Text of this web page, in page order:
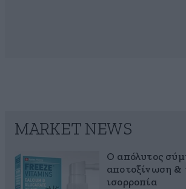
MARKET NEWS
Ο απόλυτος
αποτοξίνωση &
ισορροπία